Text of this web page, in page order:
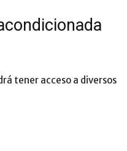
tener acceso a diversos